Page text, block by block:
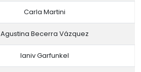
Carla Martini
Agustina Becerra Vázquez
Ianiv Garfunkel